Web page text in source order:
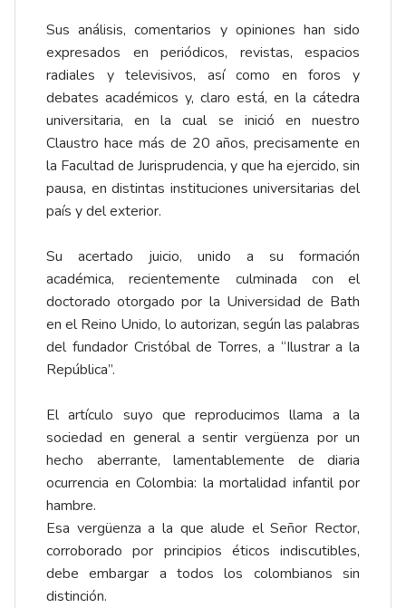
Sus análisis, comentarios y opiniones han sido
expresados en periódicos, revistas, espacios
radiales y televisivos, así como en foros y
debates académicos y, claro está, en la cátedra
universitaria, en la cual se inició en nuestro
Claustro hace más de 20 años, precisamente en
la Facultad de Jurisprudencia, y que ha ejercido, sin
pausa, en distintas instituciones universitarias del
país y del exterior.
Su acertado juicio, unido a su formación
académica, recientemente culminada con el
doctorado otorgado por la Universidad de Bath
en el Reino Unido, lo autorizan, según las palabras
del fundador Cristóbal de Torres, a “Ilustrar a la
República”.
El artículo suyo que reproducimos llama a la
sociedad en general a sentir vergüenza por un
hecho aberrante, lamentablemente de diaria
ocurrencia en Colombia: la mortalidad infantil por
hambre.
Esa vergüenza a la que alude el Señor Rector,
corroborado por principios éticos indiscutibles,
debe embargar a todos los colombianos sin
distinción.